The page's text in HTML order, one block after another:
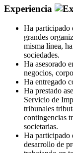
Experiencia
Ha participado
grandes
misma línea,
sociedades.
Ha asesorado
negocios,
Ha entregado
Ha prestado
Servicio de
tribunales
contingencias
societarias.
Ha participado
desarrollo de